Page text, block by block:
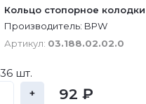
Кольцо стопорное колодки
Производитель: BPW
Артикул: 03.188.02.02.0
шт.
+ 92 ₽